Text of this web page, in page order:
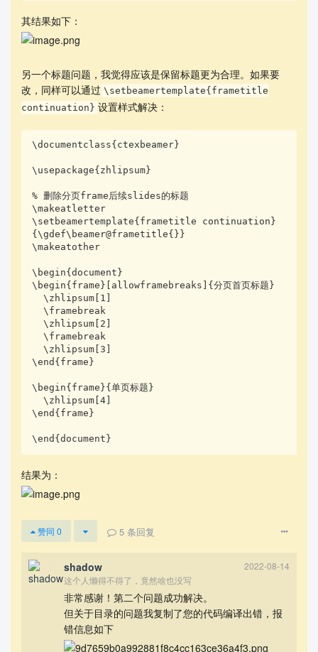
其结果如下：
另一个标题问题，我觉得应该是保留标题更为合理。如果要
改，同样可以通过 \setbeamertemplate{frametitle
continuation} 设置样式解决：
\documentclass{ctexbeamer}
\usepackage{zhlipsum}
% 删除分页frame后续slides的标题
\makeatletter
\setbeamertemplate{frametitle continuation}
{\gdef\beamer@frametitle{}}
\makeatother
\begin{document}
\begin{frame}[allowframebreaks]{分页首页标题}
  \zhlipsum[1]
  \framebreak
  \zhlipsum[2]
  \framebreak
  \zhlipsum[3]
\end{frame}
\begin{frame}{单页标题}
  \zhlipsum[4]
\end{frame}
\end{document}
结果为：
赞同 0 5 条回复
shadow
2022-08-14
这个人懒得不得了，竟然啥也没写
非常感谢！第二个问题成功解决。
但关于目录的问题我复制了您的代码编译出错，报
错信息如下